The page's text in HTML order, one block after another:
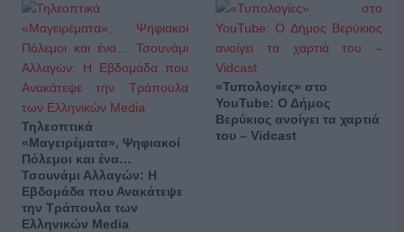
Τηλεοπτικά
«Μαγειρέματα», Ψηφιακοί
Πόλεμοι και ένα…
Τσουνάμι Αλλαγών: Η
Εβδομάδα που Ανακάτεψε
την Τράπουλα των
Ελληνικών Media
«Τυπολογίες» στο
YouTube: Ο Δήμος
Βερύκιος ανοίγει τα χαρτιά
του – Vidcast